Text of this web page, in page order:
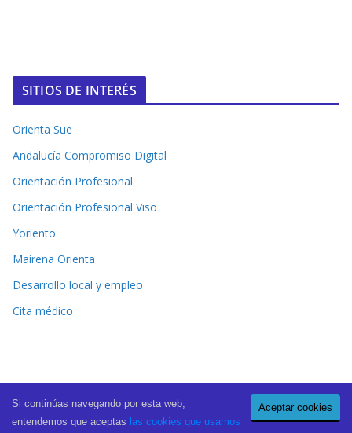
SITIOS DE INTERÉS
Orienta Sue
Andalucía Compromiso Digital
Orientación Profesional
Orientación Profesional Viso
Yoriento
Mairena Orienta
Desarrollo local y empleo
Cita médico
Copyright © 2026El Periódico de Mairena
. All rights reserved.
Aceptar cookies
Si continúas navegando por esta web,
entendemos que aceptas las cookies que usamos